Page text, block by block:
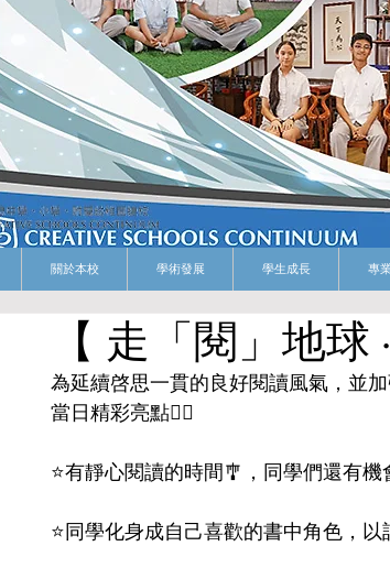
關於本校 學術發展 學生成長 專
【 走「閱」地球
為延續啓思一貫的良好閱讀風氣，並
當日精彩亮點👇🏻
⭐️有靜心閱讀的時間🎐，同學們還有
⭐️同學化身成自己喜歡的書中角色，